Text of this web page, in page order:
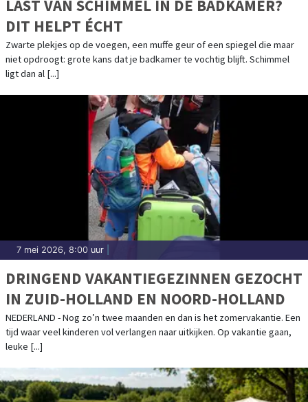
LAST VAN SCHIMMEL IN DE BADKAMER?
DIT HELPT ÉCHT
Zwarte plekjes op de voegen, een muffe geur of een spiegel die maar
niet opdroogt: grote kans dat je badkamer te vochtig blijft. Schimmel
ligt dan al [...]
7 mei 2026, 8:00 uur
DRINGEND VAKANTIEGEZINNEN GEZOCHT
IN ZUID-HOLLAND EN NOORD-HOLLAND
NEDERLAND - Nog zo’n twee maanden en dan is het zomervakantie. Een
tijd waar veel kinderen vol verlangen naar uitkijken. Op vakantie gaan,
leuke [...]